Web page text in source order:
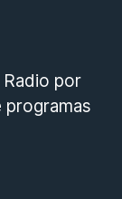
por
programas